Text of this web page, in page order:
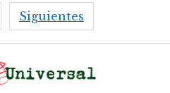
Siguientes